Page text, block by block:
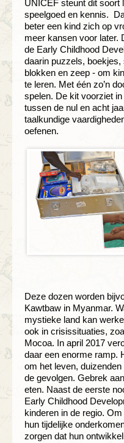
UNICEF steunt dit soort
speelgoed en kennis.
beter een kind zich op
meer kansen voor later.
de Early Childhood
daarin puzzels, boekjes,
blokken en zeep - om
te leren. Met één zo’n
spelen. De kit voorziet
tussen de nul en acht
taalkundige
oefenen.
Deze dozen worden
Kawtbaw in Myanmar.
mystieke land kan
ook in crisissituaties,
Mocoa. In april 2017
daar een enorme ramp.
om het leven,
de gevolgen. Gebrek
eten. Naast de eerste
Early Childhood
kinderen in de regio.
hun tijdelijke
zorgen dat hun